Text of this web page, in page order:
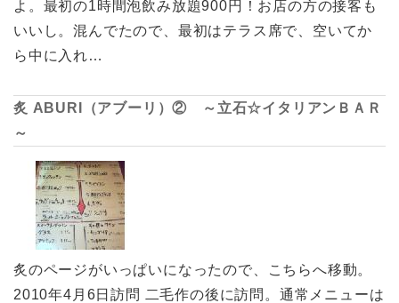
よ。最初の1時間泡飲み放題900円！お店の方の接客も
いいし。混んでたので、最初はテラス席で、空いてか
ら中に入れ…
炙 ABURI（アブーリ）② ～立石☆イタリアンＢＡＲ
～
炙のページがいっぱいになったので、こちらへ移動。
2010年4月6日訪問 二毛作の後に訪問。通常メニューは